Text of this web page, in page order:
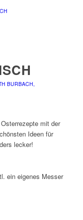
BURBACH,
mit der
Ideen für
lecker!
ein eigenes Messer